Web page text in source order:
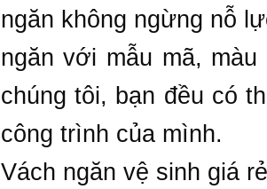
ngăn không ngừng nỗ
ngăn với mẫu mã,
chúng tôi, bạn đều có
công trình của mình.
Vách ngăn vệ sinh giá rẻ